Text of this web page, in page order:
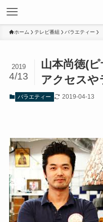
ホーム テレビ番組 バラエティー
山本尚徳(
アクセスや
2019
4/13
バラエティー 2019-04-13